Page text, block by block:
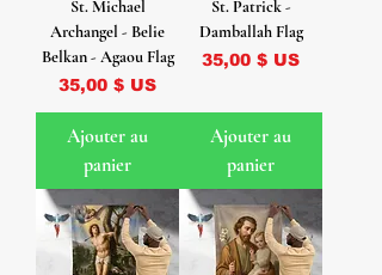
St. Michael
Archangel - Belie
Belkan - Agaou Flag
Prix
35,00 $ US
Ajouter au
panier
St. Patrick -
Damballah Flag
Prix
35,00 $ US
Ajouter au
panier